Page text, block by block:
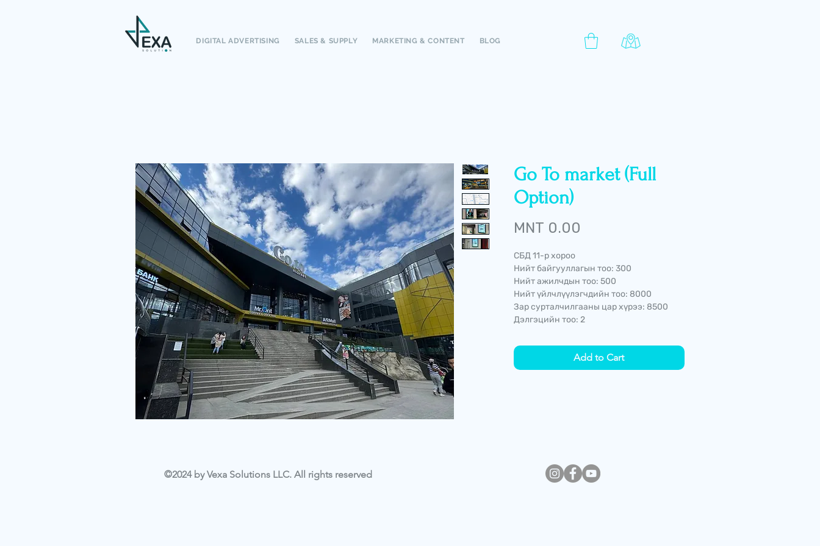
DIGITAL ADVERTISING SALES & SUPPLY MARKETING & CONTENT BLOG
Go To market (Full
Option)
MNT 0.00
СБД 11-р хороо
Нийт байгууллагын тоо: 300
Нийт ажилчдын тоо: 500
Нийт үйлчлүүлэгчдийн тоо: 8000
Зар сурталчилгааны цар хүрээ: 8500
Дэлгэцийн тоо: 2
Add to Cart
©2024 by Vexa Solutions LLC. All rights reserved